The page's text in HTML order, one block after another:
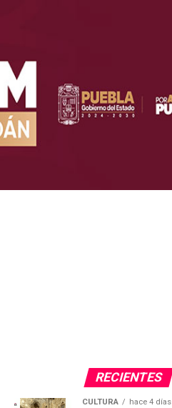
RECIENTES
CULTURA hace 4 días